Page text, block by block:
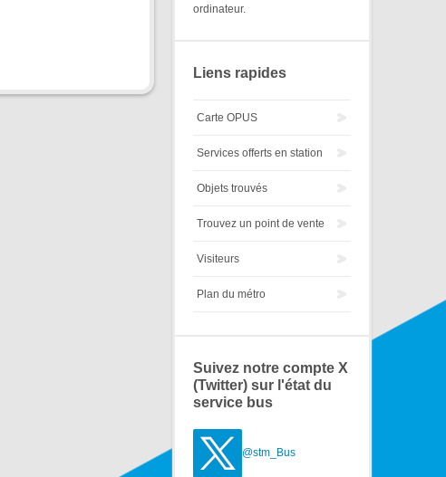
ordinateur.
Liens rapides
Carte OPUS
Services offerts en station
Objets trouvés
Trouvez un point de vente
Visiteurs
Plan du métro
Suivez notre compte X
(Twitter) sur l'état du
service bus
@stm_Bus